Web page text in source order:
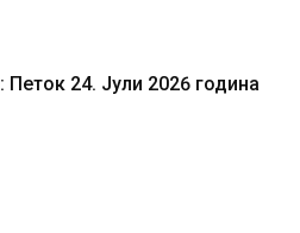
24. Јули 2026 година